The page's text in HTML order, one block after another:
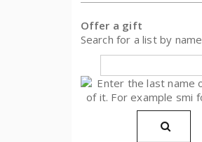
Offer a gift
Search for a list by name